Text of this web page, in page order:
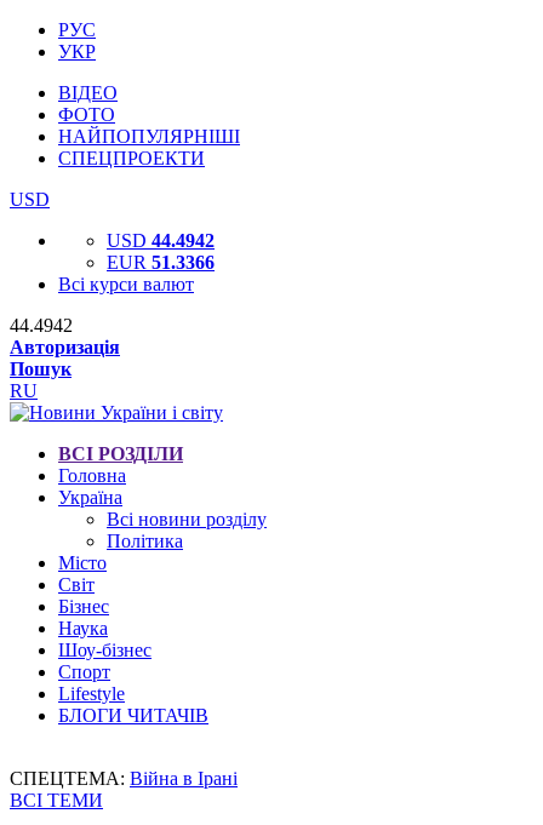
РУС
УКР
ВІДЕО
ФОТО
НАЙПОПУЛЯРНІШІ
СПЕЦПРОЕКТИ
USD
USD 44.4942
EUR 51.3366
Всі курси валют
44.4942
Авторизація
Пошук
RU
ВСІ РОЗДІЛИ
Головна
Україна
Всі новини розділу
Політика
Місто
Світ
Бізнес
Наука
Шоу-бізнес
Спорт
Lifestyle
БЛОГИ ЧИТАЧІВ
СПЕЦТЕМА: Війна в Ірані
ВСІ ТЕМИ